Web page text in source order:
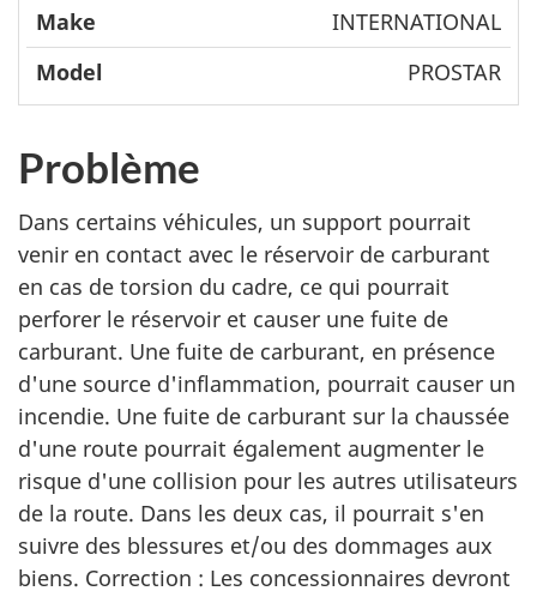
INTERNATIONAL
PROSTAR
Problème
Dans certains véhicules, un support pourrait
venir en contact avec le réservoir de carburant
en cas de torsion du cadre, ce qui pourrait
perforer le réservoir et causer une fuite de
carburant. Une fuite de carburant, en présence
d'une source d'inflammation, pourrait causer un
incendie. Une fuite de carburant sur la chaussée
d'une route pourrait également augmenter le
risque d'une collision pour les autres utilisateurs
de la route. Dans les deux cas, il pourrait s'en
suivre des blessures et/ou des dommages aux
biens. Correction : Les concessionnaires devront